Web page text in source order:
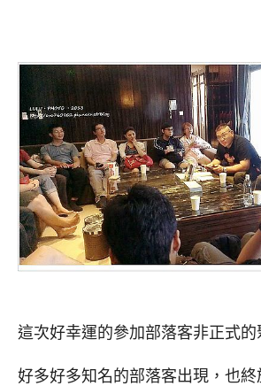
這次好幸運的參加部落客非正式的
好多好多知名的部落客出現，也終